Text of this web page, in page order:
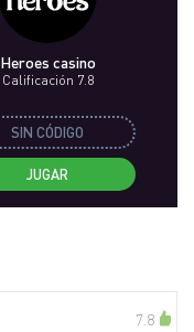
Heroes casino
Calificación 7.8
SIN CÓDIGO
JUGAR
7.8